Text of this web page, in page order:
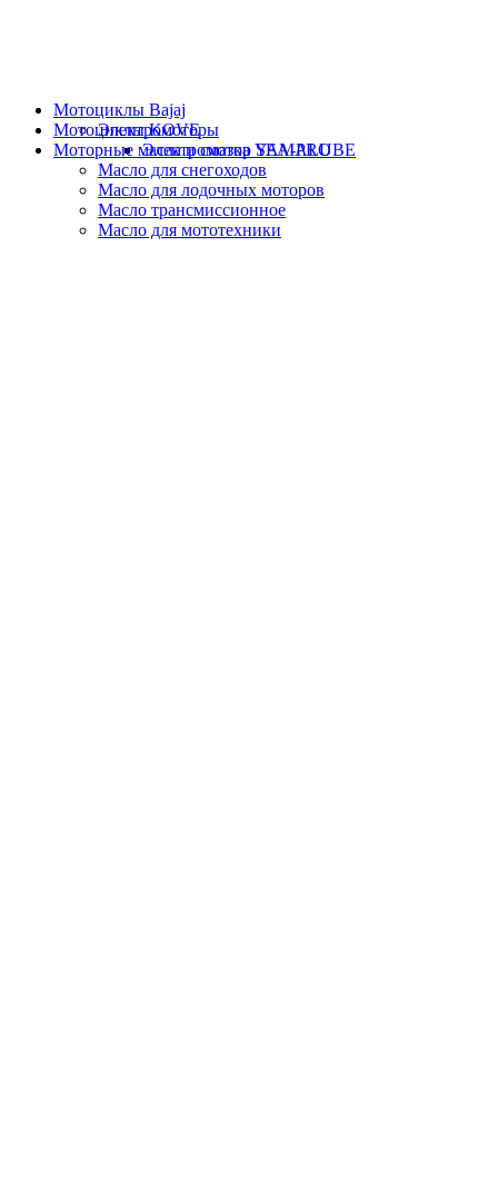
Электромоторы
Электромотор SEA-PRO
Мотоциклы Bajaj
Мотоциклы KOVE
Моторные масла и смазка YAMALUBE
Масло для снегоходов
Масло для лодочных моторов
Масло трансмиссионное
Масло для мототехники